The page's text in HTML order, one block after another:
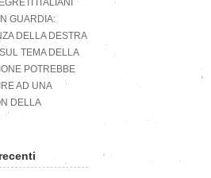
ITALIANI
GUARDIA:
DELLA DESTRA
TEMA DELLA
POTREBBE
AD UNA
DELLA